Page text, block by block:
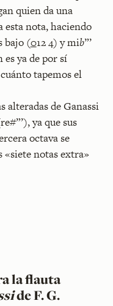
quien da una
esta nota, haciendo
bajo (012 4) y mib”’
ya de por sí
tapemos el
alteradas de Ganassi
ya que sus
octava se
«siete notas extra»
la flauta
de F. G.